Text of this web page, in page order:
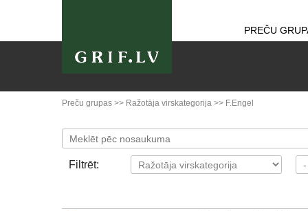
PREČU
Preču grupas >> Ražotāja virskategorija >> F.Engel
Filtrēt: